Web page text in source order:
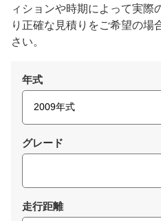
ィションや時期によって実際
り正確な見積りをご希望の場
さい。
年式
グレード
走行距離